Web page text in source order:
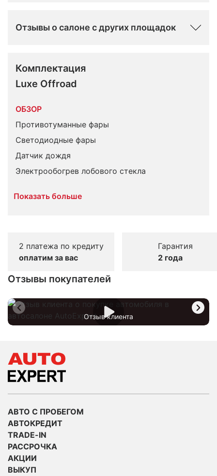
Отзывы о салоне с других площадок
Комплектация
Luxe Offroad
ОБЗОР
Противотуманные фары
Светодиодные фары
Датчик дождя
Электрообогрев лобового стекла
Показать больше
2 платежа по кредиту
оплатим за вас
Гарантия
2 года
Отзывы покупателей
Отзыв клиента
АВТО С ПРОБЕГОМ
АВТОКРЕДИТ
TRADE-IN
РАССРОЧКА
АКЦИИ
ВЫКУП